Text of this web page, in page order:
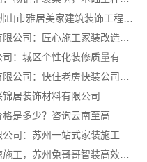
品质装饰家装服务报价-佛山市雅居美家建筑装饰工程有限公司
宁波雅美和居建材科技有限公司：匠心施工家装改造二手房改造
居装饰材料有限公司
是多少？咨询云南至高
昆山全案设计大平层快速施工，苏州兔哥哥智装高效落地